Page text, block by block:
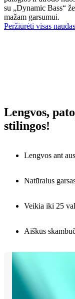
su „Dynamic Bass“
mažam garsumui.
Peržiūrėti visas naudas
Lengvos,
stilingos!
Lengvos ant
Natūralus
Veikia iki 25
Aiškūs